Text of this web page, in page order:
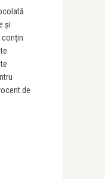
și
conțin
de